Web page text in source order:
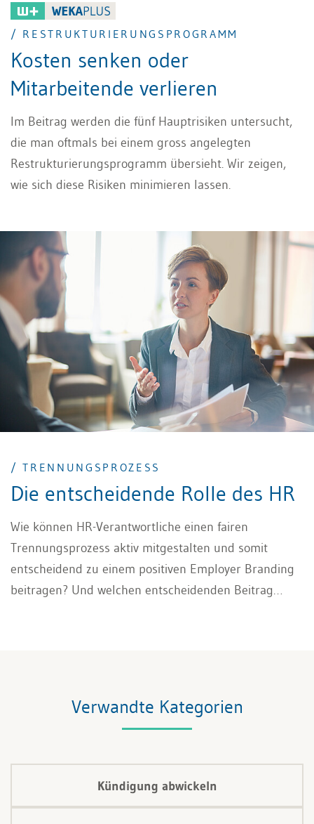
/ RESTRUKTURIERUNGSPROGRAMM
Kosten senken oder
Mitarbeitende verlieren
Im Beitrag werden die fünf Hauptrisiken untersucht,
die man oftmals bei einem gross angelegten
Restrukturierungsprogramm übersieht. Wir zeigen,
wie sich diese Risiken minimieren lassen.
/ TRENNUNGSPROZESS
Die entscheidende Rolle des HR
Wie können HR-Verantwortliche einen fairen
Trennungsprozess aktiv mitgestalten und somit
entscheidend zu einem positiven Employer Branding
beitragen? Und welchen entscheidenden Beitrag
Verwandte Kategorien
Kündigung abwickeln